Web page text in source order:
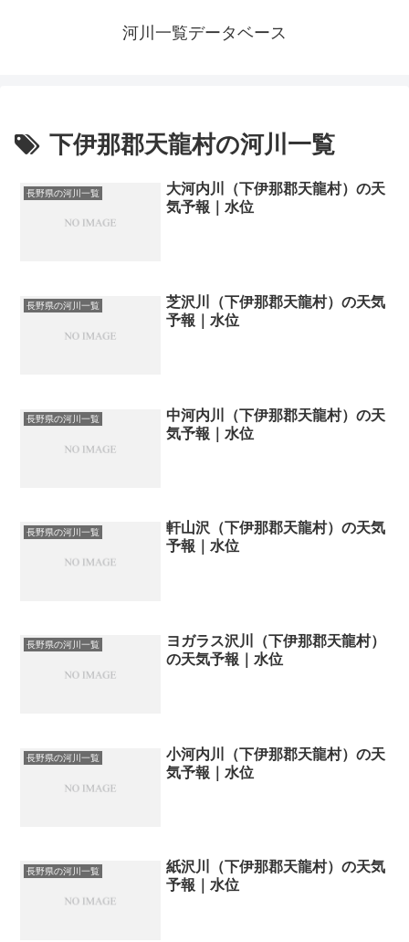
河川一覧データベース
下伊那郡天龍村の河川一覧
長野県の河川一覧
大河内川（下伊那郡天龍村）の天
気予報｜水位
長野県の河川一覧
芝沢川（下伊那郡天龍村）の天気
予報｜水位
長野県の河川一覧
中河内川（下伊那郡天龍村）の天
気予報｜水位
長野県の河川一覧
軒山沢（下伊那郡天龍村）の天気
予報｜水位
長野県の河川一覧
ヨガラス沢川（下伊那郡天龍村）
の天気予報｜水位
長野県の河川一覧
小河内川（下伊那郡天龍村）の天
気予報｜水位
長野県の河川一覧
紙沢川（下伊那郡天龍村）の天気
予報｜水位